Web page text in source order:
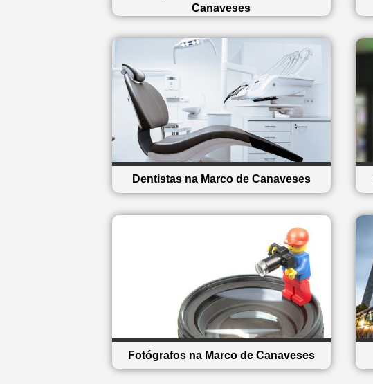
Canaveses
Dentistas na Marco de Canaveses
Fotógrafos na Marco de Canaveses